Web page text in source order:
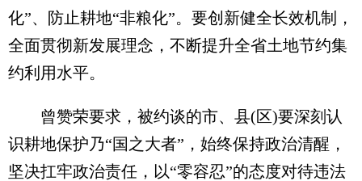
化”、防止耕地“非粮化”。要创新健全长效机制，
全面贯彻新发展理念，不断提升全省土地节约集
约利用水平。
曾赞荣要求，被约谈的市、县(区)要深刻认
识耕地保护乃“国之大者”，始终保持政治清醒，
坚决扛牢政治责任，以“零容忍”的态度对待违法